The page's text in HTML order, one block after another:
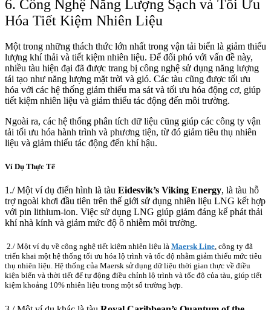
6. Công Nghệ Năng Lượng Sạch và Tối Ưu
Hóa Tiết Kiệm Nhiên Liệu
Một trong những thách thức lớn nhất trong vận tải biển là giảm thiểu
lượng khí thải và tiết kiệm nhiên liệu. Để đối phó với vấn đề này,
nhiều tàu hiện đại đã được trang bị công nghệ sử dụng năng lượng
tái tạo như năng lượng mặt trời và gió. Các tàu cũng được tối ưu
hóa với các hệ thống giảm thiểu ma sát và tối ưu hóa động cơ, giúp
tiết kiệm nhiên liệu và giảm thiểu tác động đến môi trường.
Ngoài ra, các hệ thống phân tích dữ liệu cũng giúp các công ty vận
tải tối ưu hóa hành trình và phương tiện, từ đó giảm tiêu thụ nhiên
liệu và giảm thiểu tác động đến khí hậu.
Ví Dụ Thực Tế
1./ Một ví dụ điển hình là tàu Eidesvik’s Viking Energy, là tàu hỗ
trợ ngoài khơi đầu tiên trên thế giới sử dụng nhiên liệu LNG kết hợp
với pin lithium-ion. Việc sử dụng LNG giúp giảm đáng kể phát thải
khí nhà kính và giảm mức độ ô nhiễm môi trường.
2./ Một ví dụ về công nghệ tiết kiệm nhiên liệu là Maersk Line, công ty đã
triển khai một hệ thống tối ưu hóa lộ trình và tốc độ nhằm giảm thiểu mức tiêu
thụ nhiên liệu. Hệ thống của Maersk sử dụng dữ liệu thời gian thực về điều
kiện biển và thời tiết để tự động điều chỉnh lộ trình và tốc độ của tàu, giúp tiết
kiệm khoảng 10% nhiên liệu trong một số trường hợp.